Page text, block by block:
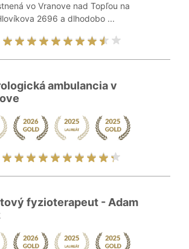
vo Vranove nad Topľou na
2696 a dlhodobo ...
ambulancia v
fyzioterapeut - Adam